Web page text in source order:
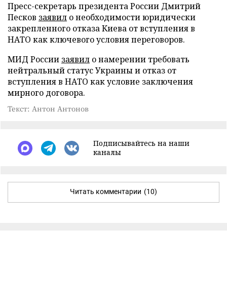
Пресс-секретарь президента России Дмитрий
Песков заявил о необходимости юридически
закрепленного отказа Киева от вступления в
НАТО как ключевого условия переговоров.
МИД России заявил о намерении требовать
нейтральный статус Украины и отказ от
вступления в НАТО как условие заключения
мирного договора.
Текст: Антон Антонов
Подписывайтесь на наши
каналы
Читать комментарии (10)